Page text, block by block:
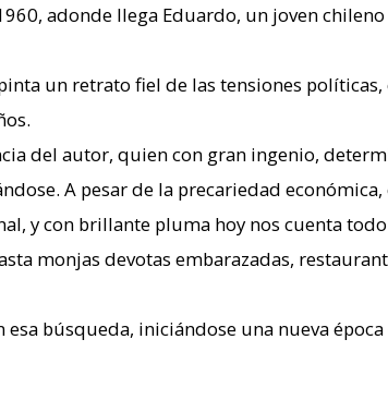
adonde llega Eduardo, un joven
un retrato fiel de las tensiones
del autor, quien con gran ingenio,
A pesar de la precariedad
y con brillante pluma hoy nos cuenta
monjas devotas embarazadas,
búsqueda, iniciándose una nueva